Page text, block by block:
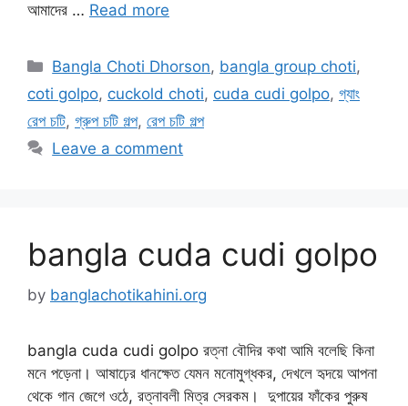
আমাদের … Read more
Categories
Bangla Choti Dhorson, bangla group choti,
coti golpo, cuckold choti, cuda cudi golpo, গ্যাং
রেপ চটি, গ্রুপ চটি গল্প, রেপ চটি গল্প
Leave a comment
bangla cuda cudi golpo
by banglachotikahini.org
bangla cuda cudi golpo রত্না বৌদির কথা আমি বলেছি কিনা
মনে পড়েনা। আষাঢ়ের ধানক্ষেত যেমন মনোমুগ্ধকর, দেখলে হৃদয়ে আপনা
থেকে গান জেগে ওঠে, রত্নাবলী মিত্র সেরকম। দুপায়ের ফাঁকের পুরুষ